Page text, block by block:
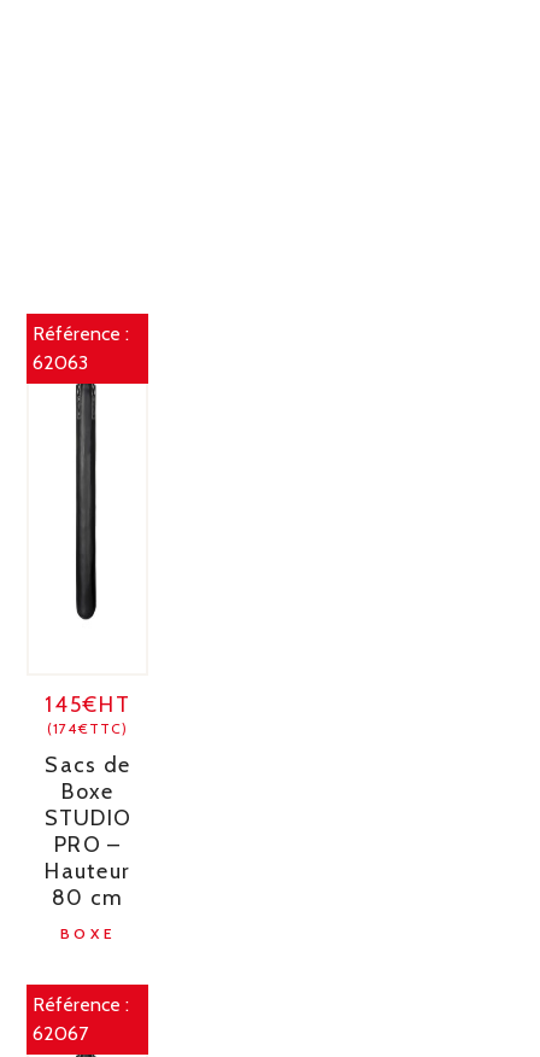
Référence :
62063
145€HT
(174€TTC)
Sacs de
Boxe
STUDIO
PRO –
Hauteur
80 cm
BOXE
Référence :
62067